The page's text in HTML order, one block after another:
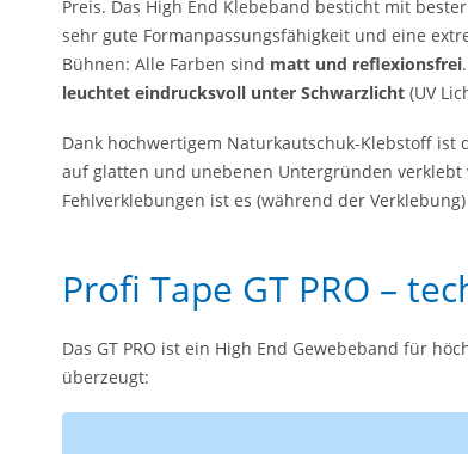
Preis. Das High End Klebeband besticht mit
sehr gute Formanpassungsfähigkeit und eine
Bühnen: Alle Farben sind matt und reflexionsfrei
leuchtet eindrucksvoll unter Schwarzlicht (UV
Dank hochwertigem Naturkautschuk-Klebstoff ist
auf glatten und unebenen Untergründen
Fehlverklebungen ist es (während der
Profi Tape GT PRO –
Das GT PRO ist ein High End Gewebeband für
überzeugt: